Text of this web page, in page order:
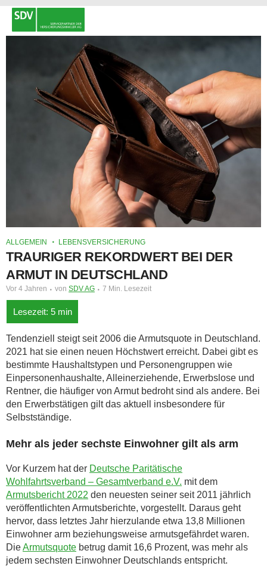
ALLGEMEIN LEBENSVERSICHERUNG
TRAURIGER REKORDWERT BEI DER
ARMUT IN DEUTSCHLAND
Vor 4 Jahren von SDV AG 7 Min. Lesezeit
Tendenziell steigt seit 2006 die Armutsquote in Deutschland.
2021 hat sie einen neuen Höchstwert erreicht. Dabei gibt es
bestimmte Haushaltstypen und Personengruppen wie
Einpersonenhaushalte, Alleinerziehende, Erwerbslose und
Rentner, die häufiger von Armut bedroht sind als andere. Bei
den Erwerbstätigen gilt das aktuell insbesondere für
Selbstständige.
Mehr als jeder sechste Einwohner gilt als arm
Vor Kurzem hat der Deutsche Paritätische
Wohlfahrtsverband – Gesamtverband e.V. mit dem
Armutsbericht 2022 den neuesten seiner seit 2011 jährlich
veröffentlichten Armutsberichte, vorgestellt. Daraus geht
hervor, dass letztes Jahr hierzulande etwa 13,8 Millionen
Einwohner arm beziehungsweise armutsgefährdet waren.
DieArmutsquote betrug damit 16,6 Prozent, was mehr als
jedem sechsten Einwohner Deutschlands entspricht.